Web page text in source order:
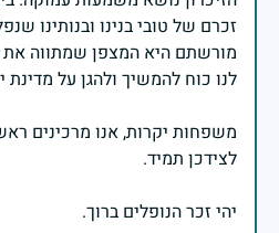
זכרם של טובי בנינו ובנותינו
מורשתם היא המצפן שמתווה את
משפחות יקרות, אנו מרכינים
יהי זכר הנופלים ברוך.